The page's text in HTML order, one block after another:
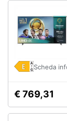
Scheda
€ 769,31